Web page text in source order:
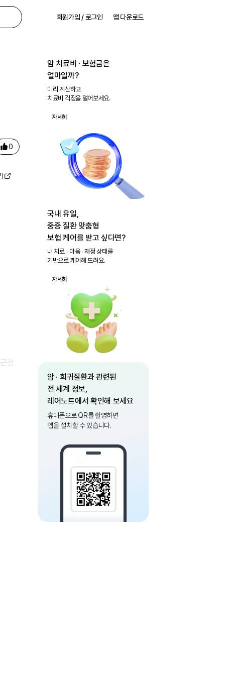
회원가입 / 로그인 앱 다운로드
0
전
암 치료비 ∙ 보험금은
얼마일까?
미리 계산하고
치료비 걱정을 덜어보세요.
자세히
국내 유일,
중증 질환 맞춤형
보험 케어를 받고 싶다면?
내 치료 ∙ 마음 ∙ 재정 상태를
기반으로 케어해 드려요.
자세히
암 · 희귀질환과 관련된
전 세계 정보,
레어노트에서 확인해 보세요
휴대폰으로 QR를 촬영하면
앱을 설치할 수 있습니다.